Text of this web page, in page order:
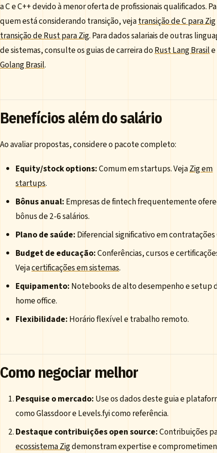
a C e C++ devido à menor oferta de profissionais qualificados.
quem está considerando transição, vejatransição de C para Zig
transição de Rust para Zig. Para dados salariais de outras
de sistemas, consulte os guias de carreira doRust Lang Brasil
Golang Brasil.
Benefícios além do salário
Ao avaliar propostas, considere o pacote completo:
Equity/stock options:Comum em startups. VejaZig em
startups.
Bônus anual: Empresas de fintech frequentemente
bônus de 2-6 salários.
Plano de saúde: Diferencial significativo em contratações
Budget de educação:Conferências, cursos e
Vejacertificações em sistemas.
Equipamento: Notebooks de alto desempenho e setup
home office.
Flexibilidade: Horário flexível e trabalho remoto.
Como negociar melhor
Pesquise o mercado: Use os dados deste guia e
como Glassdoor e Levels.fyi como referência.
Destaque contribuições open source:Contribuições
ecossistema Zigdemonstram expertise e